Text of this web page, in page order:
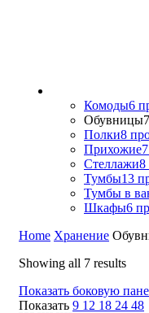
Комоды6
Обувницы
Полки8
Прихожие
Стеллажи8
Тумбы13
Тумбы в
Шкафы6
Home Хранение
Showing all 7 results
Показать боковую
Показать 9 12 18 24 48